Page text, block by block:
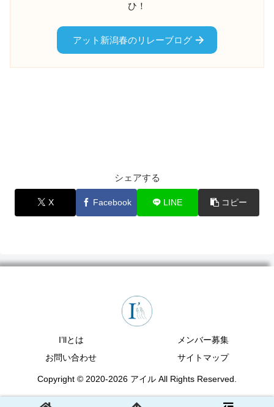
ひ！
アット新潟春のリレーブログ
シェアする
X Facebook LINE コピー
I’llとは
メンバー募集
お問い合わせ
サイトマップ
Copyright © 2020-2026 アイル All Rights Reserved.